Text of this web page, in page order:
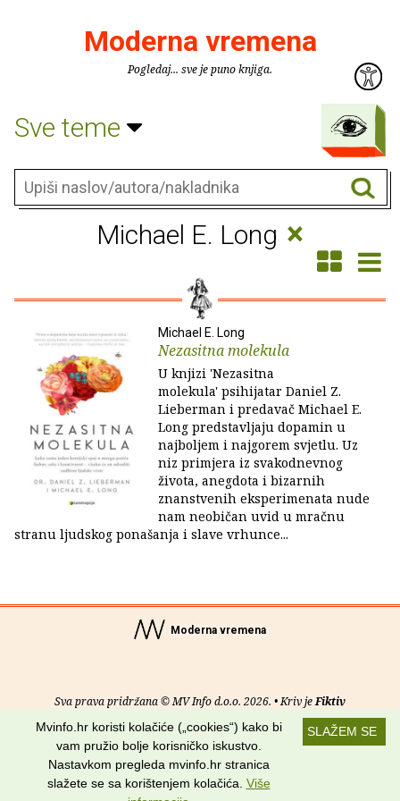
Moderna vremena
Pogledaj... sve je puno knjiga.
Sve teme
Michael E. Long ×
Michael E. Long
Nezasitna molekula
U knjizi 'Nezasitna
molekula' psihijatar Daniel Z.
Lieberman i predavač Michael E.
Long predstavljaju dopamin u
najboljem i najgorem svjetlu. Uz
niz primjera iz svakodnevnog
života, anegdota i bizarnih
znanstvenih eksperimenata nude
nam neobičan uvid u mračnu
stranu ljudskog ponašanja i slave vrhunce...
Moderna vremena
Sva prava pridržana © MV Info d.o.o. 2026. • Kriv jeFiktiv
Uvjeti korištenja RSS kanali
Potraži nas na:
SLAŽEM SE
Mvinfo.hr koristi kolačiće („cookies“) kako bi
vam pružio bolje korisničko iskustvo.
Nastavkom pregleda mvinfo.hr stranica
slažete se sa korištenjem kolačića. Više